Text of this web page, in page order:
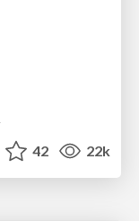
42 22k